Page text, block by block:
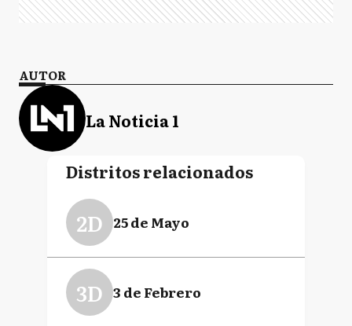
AUTOR
La Noticia 1
Distritos relacionados
2D 25 de Mayo
3D 3 de Febrero